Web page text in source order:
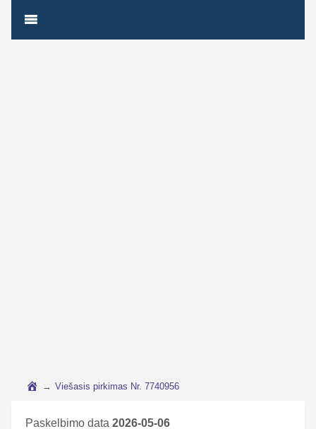
→ Viešasis pirkimas Nr. 7740956
Paskelbimo data 2026-05-06